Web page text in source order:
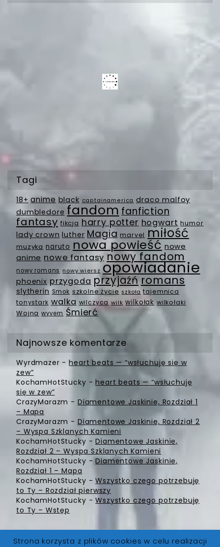
Tagi
18+ anime black captainamerica draco malfoy
dumbledore fandom fanfiction
fantasy fikcja harry potter hogwart humor
lady crown luther Magia marvel miłość
muzyka naruto nowa powieść nowe
anime nowe fantasy nowy fandom
nowy romans nowy wiersz opowiadanie
phoenix przygoda przyjaźń romans
slytherin Smok szkolne życie szkoła tajemnica
tonystark walka wilczyca wilk wilkołak wilkołaki
Wojna wyvern Śmierć
Najnowsze komentarze
Wyrdmazer -heart beats — “wsłuchuję się w
zew”
KochamHotStucky -heart beats — “wsłuchuję
się w zew”
CrazyMarazm - Diamentowe Jaskinie, Rozdział 1
– Mapa
CrazyMarazm - Diamentowe Jaskinie, Rozdział 2
– Wyspa Szklanych Kamieni
KochamHotStucky -Diamentowe Jaskinie,
Rozdział 2 – Wyspa Szklanych Kamieni
KochamHotStucky -Diamentowe Jaskinie,
Rozdział 1 – Mapa
KochamHotStucky -Wszystko czego potrzebuję
to Ty – Rozdział pierwszy
KochamHotStucky -Wszystko czego potrzebuję
to Ty – Wstęp
Strona korzysta z plików cookies w celu realizacji